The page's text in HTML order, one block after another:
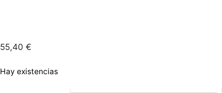
55,40 €
Hay existencias